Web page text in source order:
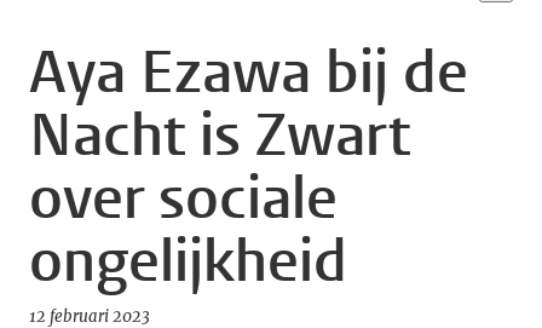
Aya Ezawa bij de
Nacht is Zwart
over sociale
ongelijkheid
12 februari 2023